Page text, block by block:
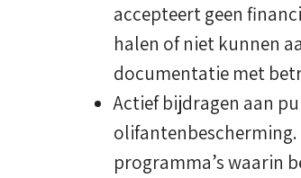
accepteert geen
halen of niet kunnen
documentatie met
Actief bijdragen aan
programma’s waarin